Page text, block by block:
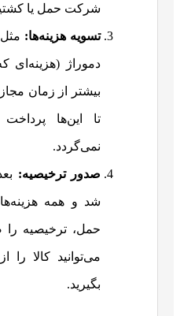
شرکت حمل یا
تسویه هزینه‌ها: مثل
دموراژ (هزینه‌ای
بیشتر از زمان
تا این‌ها
نمی‌گردد.
صدور ترخیصیه:
شد و همه
حمل، ترخیصیه را
می‌توانید کالا را
بگیرید.